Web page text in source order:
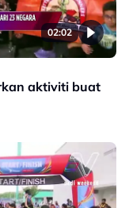
02:02
aktiviti buat